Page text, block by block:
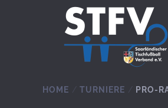
Zum Hauptinhalt springen
HOME TURNIERE PRO-